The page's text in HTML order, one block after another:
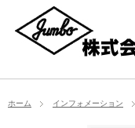
ホーム インフォメーション